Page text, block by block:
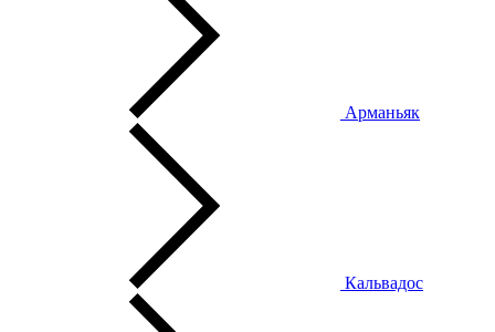
Арманьяк
Кальвадос